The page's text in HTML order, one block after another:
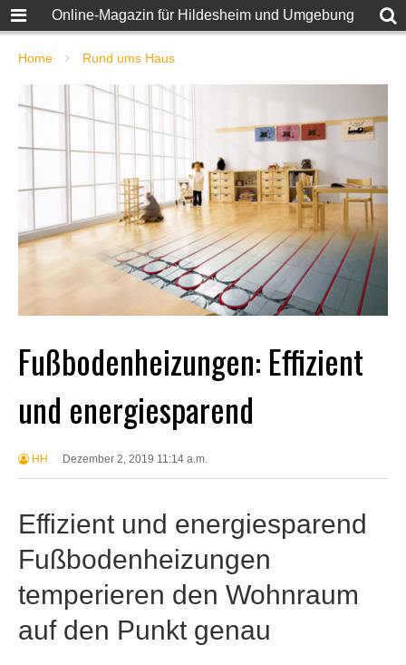
Online-Magazin für Hildesheim und Umgebung
Home Rund ums Haus
Fußbodenheizungen: Effizient
und energiesparend
HH Dezember 2, 2019 11:14 a.m.
Effizient und energiesparend
Fußbodenheizungen
temperieren den Wohnraum
auf den Punkt genau